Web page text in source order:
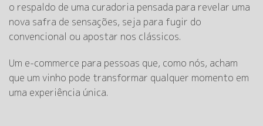
o respaldo de uma curadoria pensada para revelar uma
nova safra de sensações, seja para fugir do
convencional ou apostar nos clássicos.
Um e-commerce para pessoas que, como nós, acham
que um vinho pode transformar qualquer momento em
uma experiência única.